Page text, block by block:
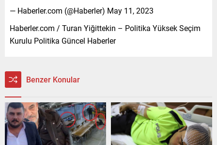
— Haberler.com (@Haberler) May 11, 2023
Haberler.com / Turan Yiğittekin – Politika Yüksek Seçim
Kurulu Politika Güncel Haberler
Benzer Konular